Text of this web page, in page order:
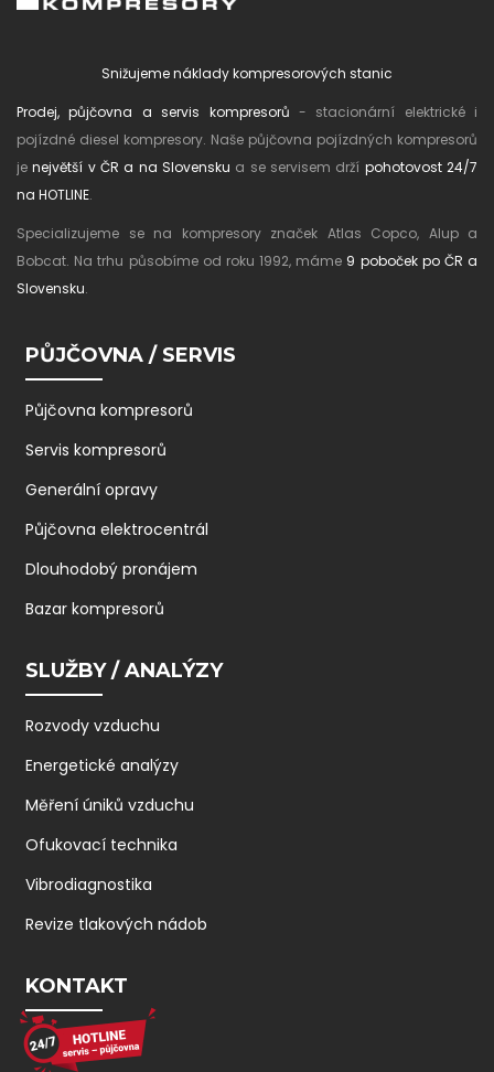
Snižujeme náklady kompresorových stanic
Prodej, půjčovna a servis kompresorů - stacionární elektrické i
pojízdné diesel kompresory. Naše půjčovna pojízdných kompresorů
jenejvětší v ČR a na Slovensku a se servisem drží pohotovost 24/7
na HOTLINE.
Specializujeme se na kompresory značek Atlas Copco, Alup a
Bobcat. Na trhu působíme od roku 1992, máme 9 poboček po ČR a
Slovensku.
PŮJČOVNA / SERVIS
Půjčovna kompresorů
Servis kompresorů
Generální opravy
Půjčovna elektrocentrál
Dlouhodobý pronájem
Bazar kompresorů
SLUŽBY / ANALÝZY
Rozvody vzduchu
Energetické analýzy
Měření úniků vzduchu
Ofukovací technika
Vibrodiagnostika
Revize tlakových nádob
KONTAKT